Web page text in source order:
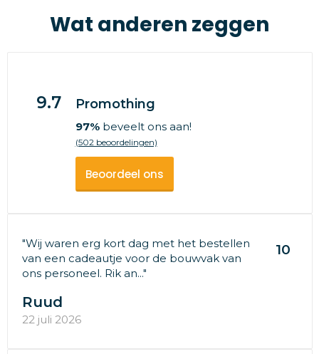
Wat anderen zeggen
9.7 Promothing
97%beveelt ons aan!
(502 beoordelingen)
Beoordeel ons
"Wij waren erg kort dag met het bestellen
van een cadeautje voor de bouwvak van
ons personeel. Rik an..."
10
Ruud
22 juli 2026